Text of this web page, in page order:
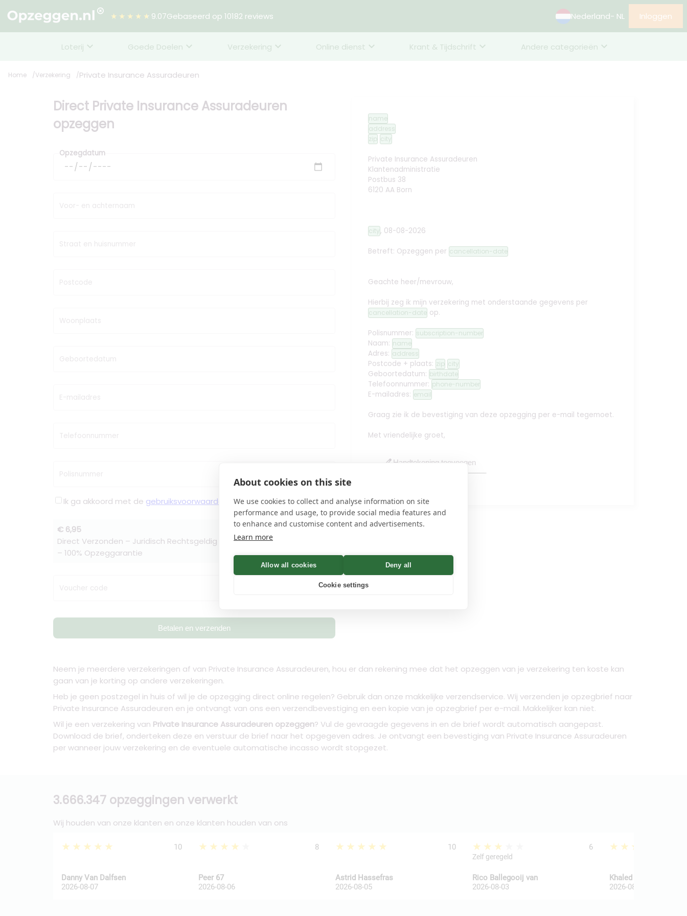
About cookies on this site
We use cookies to collect and analyse information on site
performance and usage, to provide social media features and
to enhance and customise content and advertisements.
Learn more
Allow all cookies Deny all
Cookie settings
★★★★★ 9.07Gebaseerd op 10182 reviews Nederland- NL Inloggen
Loterij Goede Doelen Verzekering Online dienst Krant & Tijdschrift Andere categorieën
Home Verzekering Private Insurance Assuradeuren
Direct Private Insurance Assuradeuren
opzeggen
Opzegdatum
Voor- en achternaam
Straat en huisnummer
Postcode
Woonplaats
Geboortedatum
E-mailadres
Telefoonnummer
Polisnummer
Ik ga akkoord met de gebruiksvoorwaarden enprivacyvoorwaarden
€ 6,95
Direct Verzonden – Juridisch Rechtsgeldig – Bevestiging binnen Minuten
– 100% Opzeggarantie
Voucher code Controleren
Betalen en verzenden
name
address
zip city
Private Insurance Assuradeuren
Klantenadministratie
Postbus 38
6120 AA Born
city, 08-08-2026
Betreft: Opzeggen per cancellation-date
Geachte heer/mevrouw,
Hierbij zeg ik mijn verzekering met onderstaande gegevens per
cancellation-date op.
Polisnummer: subscription-number
Naam: name
Adres: address
Postcode + plaats: zip city
Geboortedatum: birthdate
Telefoonnummer: phone-number
E-mailadres: email
Graag zie ik de bevestiging van deze opzegging per e-mail tegemoet.
Met vriendelijke groet,
edit Handtekening toevoegen
Neem je meerdere verzekeringen af van Private Insurance Assuradeuren, hou er dan rekening mee dat het opzeggen van je verzekering ten koste kan
gaan van je korting op andere verzekeringen.
Heb je geen postzegel in huis of wil je de opzegging direct online regelen? Gebruik dan onze makkelijke verzendservice. Wij verzenden je opzegbrief naar
Private Insurance Assuradeuren en je ontvangt van ons een verzendbevestiging en een kopie van je opzegbrief per e-mail. Makkelijker kan niet.
Wil je een verzekering van Private Insurance Assuradeuren opzeggen? Vul de gevraagde gegevens in en de brief wordt automatisch aangepast.
Download de brief, onderteken deze en verstuur de brief naar het opgegeven adres. Je ontvangt een bevestiging van Private Insurance Assuradeuren
per wanneer jouw verzekering en de eventuele automatische incasso wordt stopgezet.
3.666.347 opzeggingen verwerkt
Wij houden van onze klanten en onze klanten houden van ons
★★★★★ 10
Danny Van Dalfsen
2026-08-07
★★★★★ 8
Peer 67
2026-08-06
★★★★★ 10
Astrid Hassefras
2026-08-05
★★★★★ 6
Zelf geregeld
Rico Ballegooij van
2026-08-03
★★★★★
Khaled Al Wakaa
2026-08-03